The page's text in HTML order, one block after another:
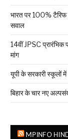
भारत पर 100% टैरिफ
सवाल
14वीं JPSC प्रारंभिक
मांग
यूपी के सरकारी स्कूलों
बिहार के चार नए
MPINFO